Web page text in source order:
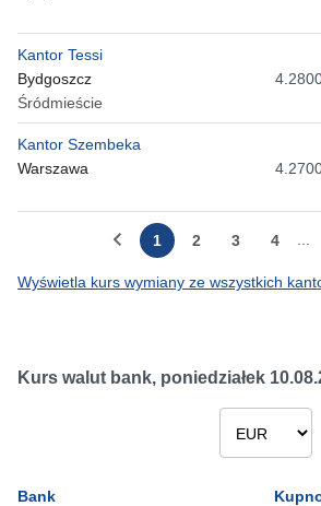
Kantor Tessi
Bydgoszcz
Śródmieście
Kantor Szembeka
Warszawa
1 2 3 4
Wyświetla kurs wymiany ze wszystkich
Kurs walut bank, poniedziałek
Bank